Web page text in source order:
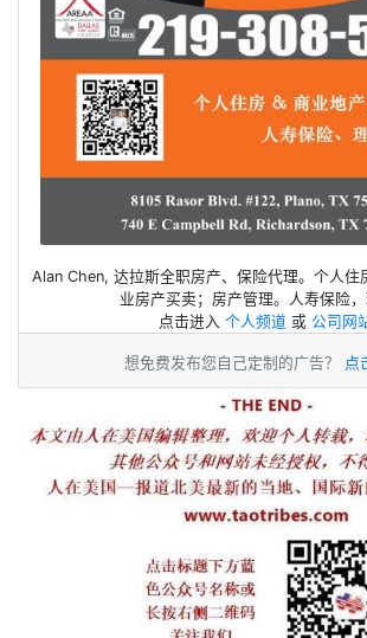
Alan Chen, 达拉斯全职房产、保险代理。个人住
业房产买卖；房产管理。人寿保险，
点击进入 个人频道 或 公司网
想免费发布您自己定制的广告？ 点